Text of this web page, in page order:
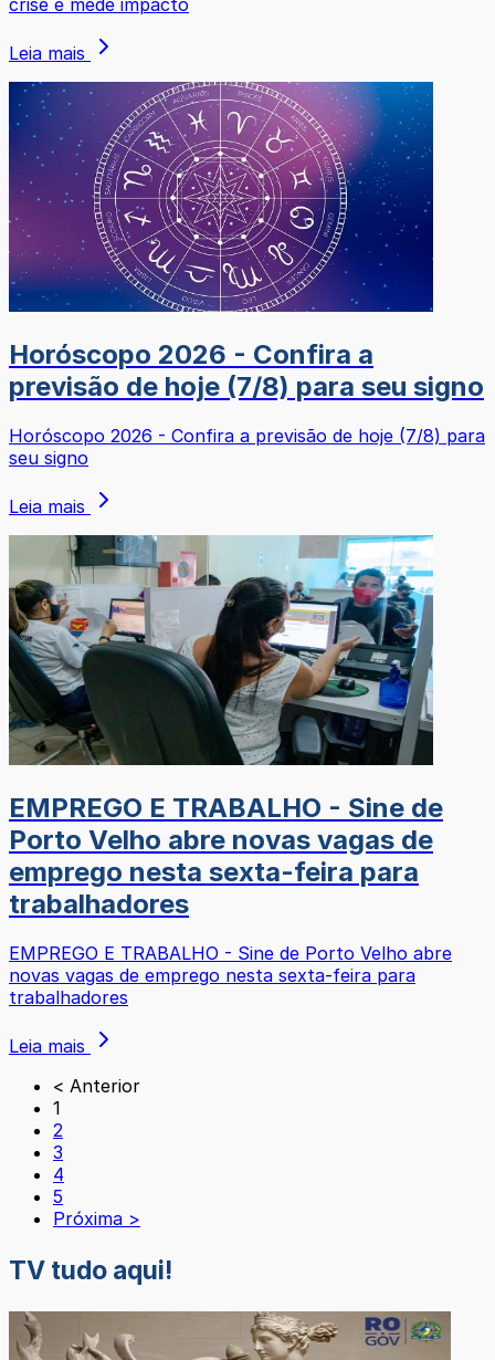
crise e mede impacto
Leia mais
Horóscopo 2026 - Confira a
previsão de hoje (7/8) para seu signo
Horóscopo 2026 - Confira a previsão de hoje (7/8) para
seu signo
Leia mais
EMPREGO E TRABALHO - Sine de
Porto Velho abre novas vagas de
emprego nesta sexta-feira para
trabalhadores
EMPREGO E TRABALHO - Sine de Porto Velho abre
novas vagas de emprego nesta sexta-feira para
trabalhadores
Leia mais
< Anterior
1
2
3
4
5
Próxima >
TV tudo aqui!